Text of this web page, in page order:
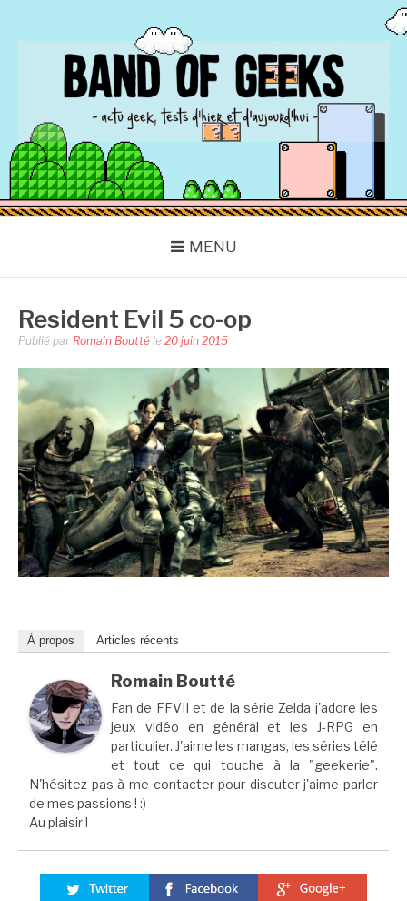
BAND OF GEEKS
Actu Geek d'hier et d'aujourd'hui
MENU
Resident Evil 5 co-op
Publié par Romain Boutté le 20 juin 2015
À propos Articles récents
Romain Boutté
Fan de FFVII et de la série Zelda j'adore les
jeux vidéo en général et les J-RPG en
particulier. J'aime les mangas, les séries télé
et tout ce qui touche à la "geekerie".
N'hésitez pas à me contacter pour discuter j'aime parler
de mes passions ! :)
Au plaisir !